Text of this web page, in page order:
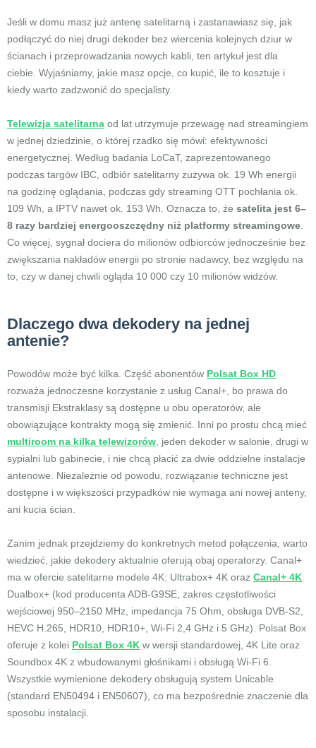
Jeśli w domu masz już antenę satelitarną i zastanawiasz się, jak
podłączyć do niej drugi dekoder bez wiercenia kolejnych dziur w
ścianach i przeprowadzania nowych kabli, ten artykuł jest dla
ciebie. Wyjaśniamy, jakie masz opcje, co kupić, ile to kosztuje i
kiedy warto zadzwonić do specjalisty.
Telewizja satelitarna od lat utrzymuje przewagę nad streamingiem
w jednej dziedzinie, o której rzadko się mówi: efektywności
energetycznej. Według badania LoCaT, zaprezentowanego
podczas targów IBC, odbiór satelitarny zużywa ok. 19 Wh energii
na godzinę oglądania, podczas gdy streaming OTT pochłania ok.
109 Wh, a IPTV nawet ok. 153 Wh. Oznacza to, że satelita jest 6–
8 razy bardziej energooszczędny niż platformy streamingowe
Co więcej, sygnał dociera do milionów odbiorców jednocześnie bez
zwiększania nakładów energii po stronie nadawcy, bez względu na
to, czy w danej chwili ogląda 10 000 czy 10 milionów widzów.
Dlaczego dwa dekodery na jednej
antenie?
Powodów może być kilka. Część abonentów Polsat Box HD
rozważa jednoczesne korzystanie z usług Canal+, bo prawa do
transmisji Ekstraklasy są dostępne u obu operatorów, ale
obowiązujące kontrakty mogą się zmienić. Inni po prostu chcą mieć
multiroom na kilka telewizorów , jeden dekoder w salonie, drugi w
sypialni lub gabinecie, i nie chcą płacić za dwie oddzielne instalacje
antenowe. Niezależnie od powodu, rozwiązanie techniczne jest
dostępne i w większości przypadków nie wymaga ani nowej anteny,
ani kucia ścian.
Zanim jednak przejdziemy do konkretnych metod połączenia, warto
wiedzieć, jakie dekodery aktualnie oferują obaj operatorzy. Canal+
ma w ofercie satelitarne modele 4K: Ultrabox+ 4K oraz Canal+ 4K
Dualbox+ (kod producenta ADB-G9SE, zakres częstotliwości
wejściowej 950–2150 MHz, impedancja 75 Ohm, obsługa DVB-S2,
HEVC H.265, HDR10, HDR10+, Wi-Fi 2,4 GHz i 5 GHz). Polsat Box
oferuje z kolei Polsat Box 4K w wersji standardowej, 4K Lite oraz
Soundbox 4K z wbudowanymi głośnikami i obsługą Wi-Fi 6.
Wszystkie wymienione dekodery obsługują system Unicable
(standard EN50494 i EN50607), co ma bezpośrednie znaczenie dla
sposobu instalacji.